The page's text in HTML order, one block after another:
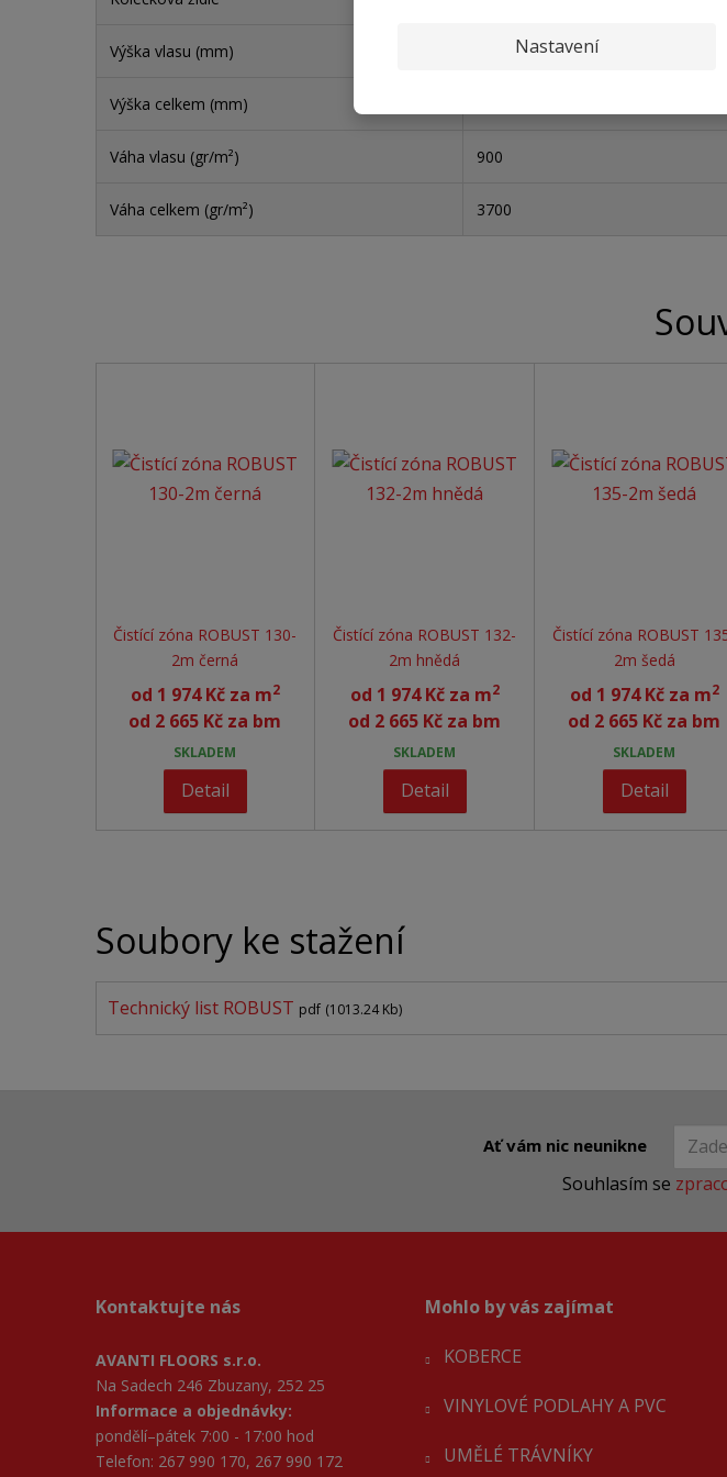
Nastavení
Výška vlasu (mm)
Výška celkem (mm)
Váha vlasu (gr/m²) 900
Váha celkem (gr/m²) 3700
Čistící zóna ROBUST 130-
2m černá
od 1 974 Kč za m2
od 2 665 Kč za bm
SKLADEM
Detail
Čistící zóna ROBUST 132-
2m hnědá
od 1 974 Kč za m2
od 2 665 Kč za bm
SKLADEM
Detail
Čistící zóna ROBUST
2m šedá
od 1 974 Kč za m2
od 2 665 Kč za bm
SKLADEM
Detail
Soubory ke stažení
Technický list ROBUST pdf (1013.24 Kb)
Ať vám nic neunikne
Souhlasím se
Kontaktujte nás
AVANTI FLOORS s.r.o.
Na Sadech 246 Zbuzany, 252 25
Informace a objednávky:
pondělí–pátek 7:00 - 17:00 hod
Telefon: 267 990 170, 267 990 172
Mohlo by vás zajímat
KOBERCE
VINYLOVÉ PODLAHY A PVC
UMĚLÉ TRÁVNÍKY